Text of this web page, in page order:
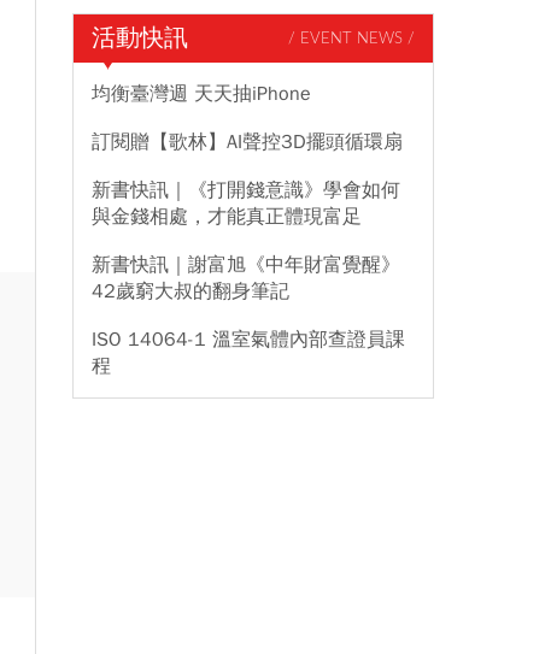
活動快訊 / EVENT NEWS /
均衡臺灣週 天天抽iPhone
訂閱贈【歌林】AI聲控3D擺頭循環扇
新書快訊｜《打開錢意識》學會如何
與金錢相處，才能真正體現富足
新書快訊｜謝富旭《中年財富覺醒》
42歲窮大叔的翻身筆記
ISO 14064-1 溫室氣體內部查證員課
程